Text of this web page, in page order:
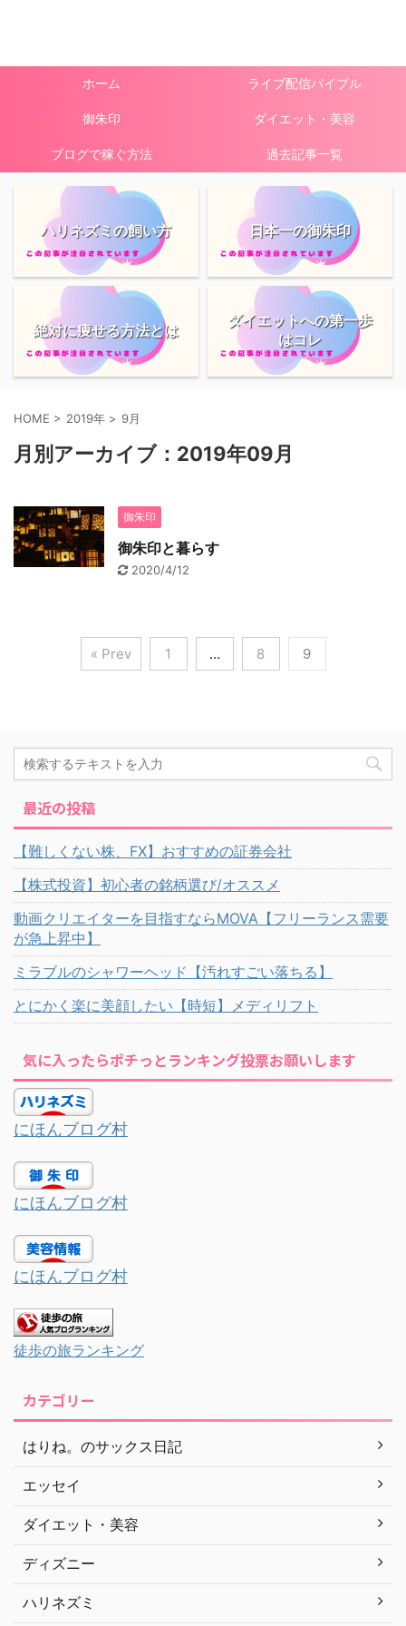
ホーム ライブ配信バイブル
御朱印 ダイエット・美容
ブログで稼ぐ方法 過去記事一覧
ハリネズミの飼い方 日本一の御朱印
絶対に痩せる方法とは
ダイエットへの第一歩
はコレ
HOME > 2019年 > 9月
月別アーカイブ：2019年09月
御朱印
御朱印と暮らす
2020/4/12
« Prev 1 … 8 9
最近の投稿
【難しくない株、FX】おすすめの証券会社
【株式投資】初心者の銘柄選び/オススメ
動画クリエイターを目指すならMOVA【フリーランス需要
が急上昇中】
ミラブルのシャワーヘッド【汚れすごい落ちる】
とにかく楽に美顔したい【時短】メディリフト
気に入ったらポチっとランキング投票お願いします
にほんブログ村
にほんブログ村
にほんブログ村
徒歩の旅ランキング
カテゴリー
はりね。のサックス日記
エッセイ
ダイエット・美容
ディズニー
ハリネズミ